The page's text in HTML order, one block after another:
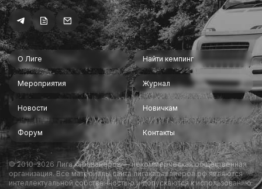
О Лиге Найти кемпинг
Мероприятия Журнал
Новости Новичкам
Форум Контакты
© 2010–2026 Лига караванеров — некоммерческая общественная
организация. Все материалы сайта лигакараванеров.рф являются
интеллектуальной собственностью и допускаются к использованию